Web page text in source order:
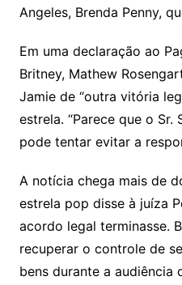
Angeles, Brenda Penny,
Em uma declaração ao
Britney, Mathew
Jamie de “outra vitória
estrela. “Parece que o Sr.
pode tentar evitar a
A notícia chega mais de
estrela pop disse à juíza
acordo legal terminasse.
recuperar o controle de
bens durante a audiência